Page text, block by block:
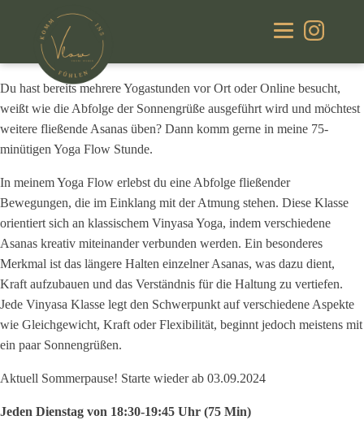
Im grünen Haus, Am Marktplatz 23, 94431 Pilsting
Du hast bereits mehrere Yogastunden vor Ort oder Online besucht,
weißt wie die Abfolge der Sonnengrüße ausgeführt wird und möchtest
weitere fließende Asanas üben? Dann komm gerne in meine 75-
minütigen Yoga Flow Stunde.
In meinem Yoga Flow erlebst du eine Abfolge fließender
Bewegungen, die im Einklang mit der Atmung stehen. Diese Klasse
orientiert sich an klassischem Vinyasa Yoga, indem verschiedene
Asanas kreativ miteinander verbunden werden. Ein besonderes
Merkmal ist das längere Halten einzelner Asanas, was dazu dient,
Kraft aufzubauen und das Verständnis für die Haltung zu vertiefen.
Jede Vinyasa Klasse legt den Schwerpunkt auf verschiedene Aspekte
wie Gleichgewicht, Kraft oder Flexibilität, beginnt jedoch meistens mit
ein paar Sonnengrüßen.
Aktuell Sommerpause! Starte wieder ab 03.09.2024
Jeden Dienstag von 18:30-19:45 Uhr (75 Min)